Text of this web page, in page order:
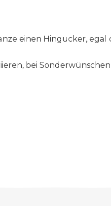
einen Hingucker,
bei